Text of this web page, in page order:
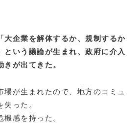
大企業を解体するか、規制するか
という議論が生まれ、政府に介入
が出てきた。
場が生まれたので、地方のコミュ
った。
感を持った。